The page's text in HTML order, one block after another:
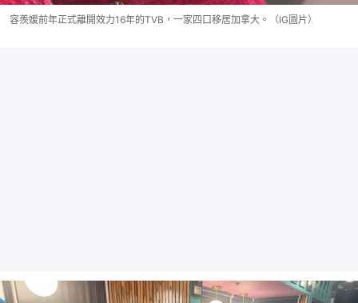
容羨媛前年正式離開效力16年的TVB，一家四口移居加拿大。（IG圖片）